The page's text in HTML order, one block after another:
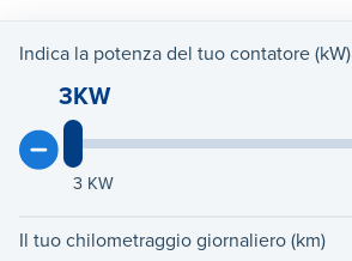
Indica la potenza del tuo contatore (kW)
3KW
3 KW
Il tuo chilometraggio giornaliero (km)